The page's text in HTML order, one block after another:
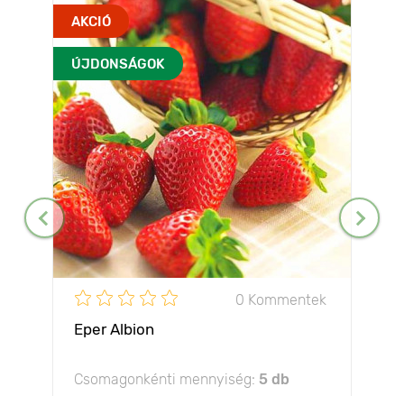
AKCIÓ
ÚJDONSÁGOK
0 Kommentek
Eper Albion
Csomagonkénti mennyiség: 5 db